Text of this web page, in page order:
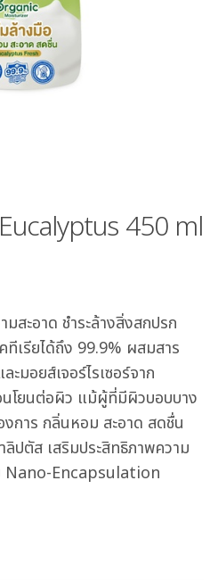
450 ml
มสะอาด ชำระล้างสิ่งสกปรก
ทีเรียได้ถึง 99.9% ผสมสาร
มอยส์เจอร์ไรเซอร์จาก
นโยนต่อผิว แม้ผู้ที่มีผิวบอบบาง
การ กลิ่นหอม สะอาด สดชื่น
ปตัส เสริมประสิทธิภาพความ
Nano-Encapsulation